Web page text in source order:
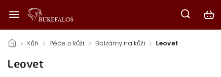
/ Kůň / Péče o kůži / Balzámy na kůži / Leovet
Leovet